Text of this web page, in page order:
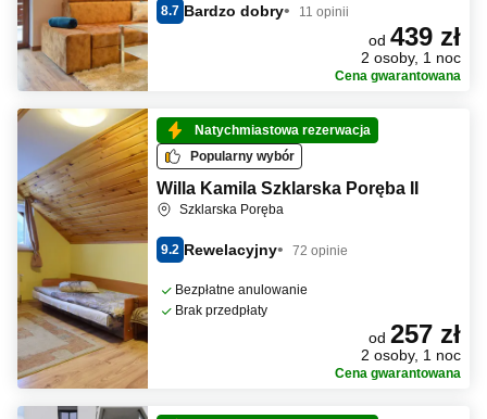
8.7 Bardzo dobry 11 opinii
od 439 zł
2 osoby, 1 noc
Cena gwarantowana
Natychmiastowa rezerwacja
Popularny wybór
Willa Kamila Szklarska Poręba II
Szklarska Poręba
9.2 Rewelacyjny 72 opinie
Bezpłatne anulowanie
Brak przedpłaty
od 257 zł
2 osoby, 1 noc
Cena gwarantowana